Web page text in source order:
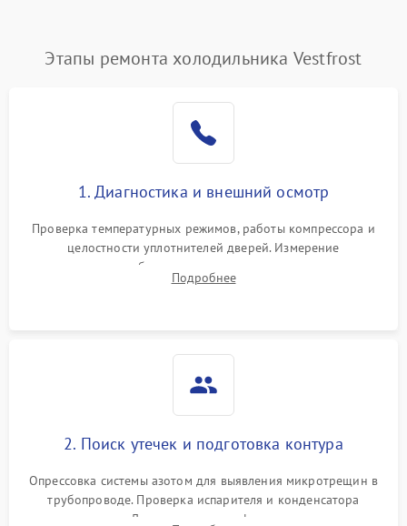
Поломка системы No Frost 2600 ₽ Подробнее →
работе
2000 ₽ Подробнее →
1000 ₽
1800 ₽
Этапы ремонта холодильника Vestfrost
1. Диагностика и внешний осмотр
Проверка температурных режимов, работы компрессора и
целостности уплотнителей дверей. Измерение
сопротивления обмоток мотора, проверка термостата и
считывание кодов ошибок с электронного дисплея.
Подробнее
2. Поиск утечек и подготовка контура
Опрессовка системы азотом для выявления микротрещин в
трубопроводе. Проверка испарителя и конденсатора
течеискателем. Демонтаж старого фильтра-осушителя и